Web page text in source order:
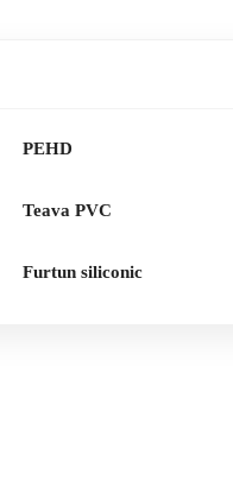
PEHD
Teava PVC
Furtun siliconic